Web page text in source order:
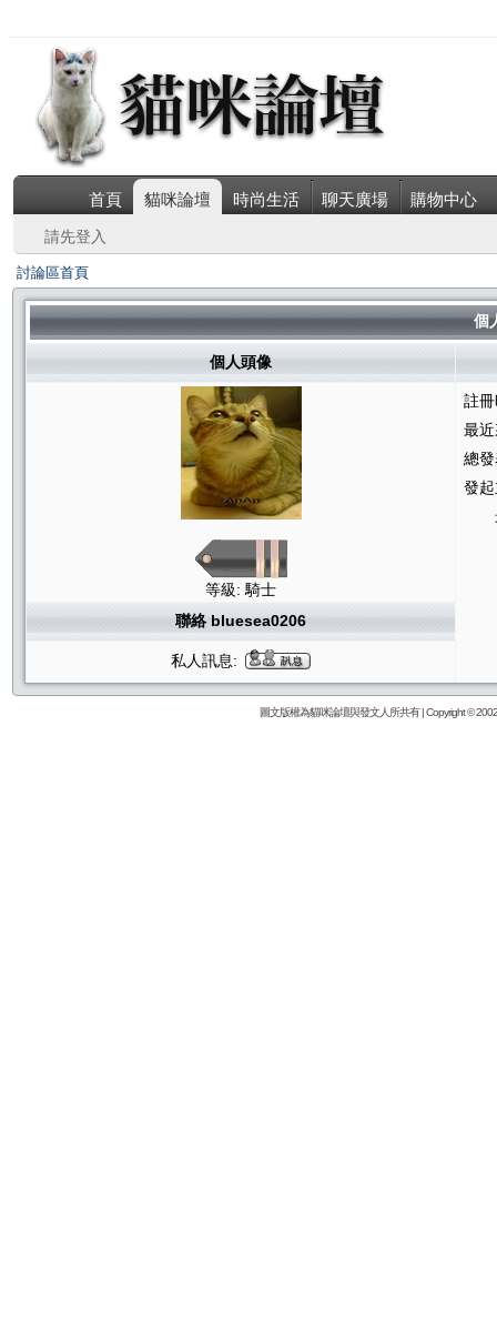
首頁 貓咪論壇 時尚生活 聊天廣場 購物中心
請先登入
討論區首頁
個
個人頭像
等級: 騎士
註
最
總
發
聯絡 bluesea0206
私人訊息:
圖文版權為貓咪論壇與發文人所共有 | Copyright ©